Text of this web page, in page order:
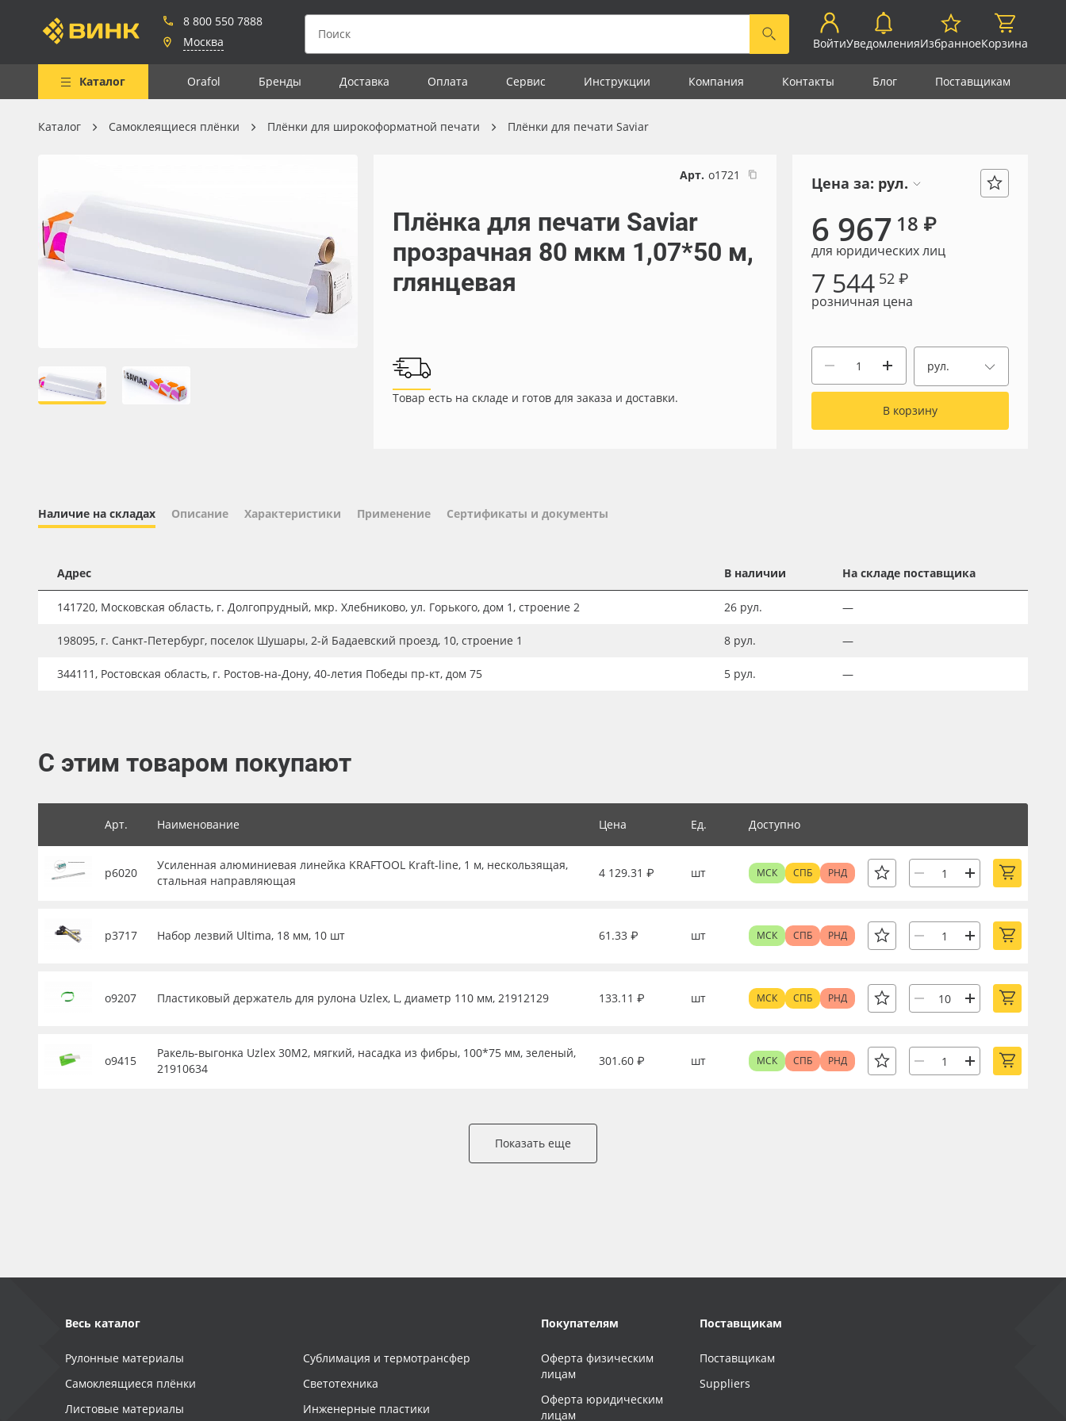
8 800 550 7888
Москва
ВойтиУведомленияИзбранноеКорзина
Каталог Orafol Бренды Доставка Оплата Сервис Инструкции Компания Контакты Блог Поставщикам
Весь каталог
Листовые материалы
Клей, скотчи и крепёж
Сублимация и термотрансфер
Новинки ассортимента
Плёнка монтажная Oratape
ПЭТ листовой
ПЭТ бэклит
Заготовки для сувениров
Каталог Самоклеящиеся плёнки Плёнки для широкоформатной печати Плёнки для печати Saviar
Арт. о1721
Плёнка для печати Saviar
прозрачная 80 мкм 1,07*50 м,
глянцевая
Товар есть на складе и готов для заказа и доставки.
Цена за: рул.
6 967 18 ₽
для юридических лиц
7 544 52 ₽
розничная цена
рул.
В корзину
Наличие на складах Описание Характеристики Применение Сертификаты и документы
Адрес В наличии На складе поставщика
141720, Московская область, г. Долгопрудный, мкр. Хлебниково, ул. Горького, дом 1, строение 2 26 рул. —
198095, г. Санкт-Петербург, поселок Шушары, 2-й Бадаевский проезд, 10, строение 1 8 рул. —
344111, Ростовская область, г. Ростов-на-Дону, 40-летия Победы пр-кт, дом 75 5 рул. —
С этим товаром покупают
Арт. Наименование Цена Ед. Доступно
р6020
Усиленная алюминиевая линейка KRAFTOOL Kraft-line, 1 м, нескользящая,
стальная направляющая
4 129.31 ₽ шт МСК СПБ РНД
р3717 Набор лезвий Ultima, 18 мм, 10 шт 61.33 ₽ шт МСК СПБ РНД
о9207 Пластиковый держатель для рулона Uzlex, L, диаметр 110 мм, 21912129 133.11 ₽ шт МСК СПБ РНД
о9415
Ракель-выгонка Uzlex 30М2, мягкий, насадка из фибры, 100*75 мм, зеленый,
21910634
301.60 ₽ шт МСК СПБ РНД
Показать еще
Весь каталог
Рулонные материалы
Самоклеящиеся плёнки
Листовые материалы
Сублимация и термотрансфер
Светотехника
Инженерные пластики
Покупателям
Оферта физическим
лицам
Оферта юридическим
лицам
Поставщикам
Поставщикам
Suppliers